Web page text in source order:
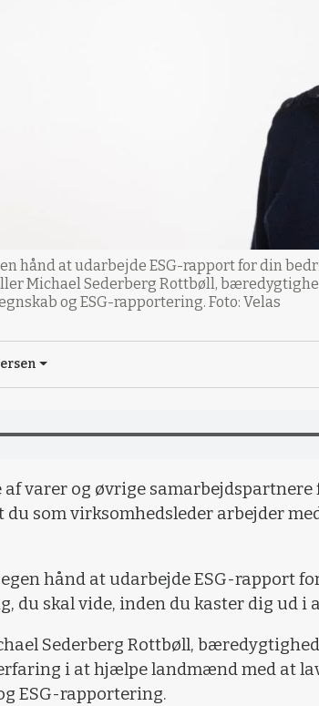
hånd at udarbejde ESG-rapport for din
Michael Sederberg Rottbøll,
og ESG-rapportering. Foto: Velas
af varer og øvrige
du som virksomhedsleder arbejder
hånd at udarbejde ESG-rapport
du skal vide, inden du kaster dig ud i
Sederberg Rottbøll,
i at hjælpe landmænd med at
ESG-rapportering.